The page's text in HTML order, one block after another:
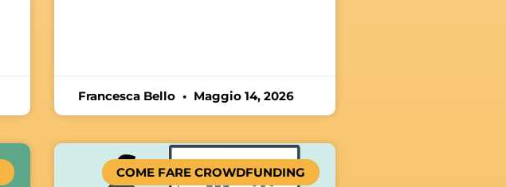
Francesca Bello Maggio 14, 2026
COME FARE CROWDFUNDING